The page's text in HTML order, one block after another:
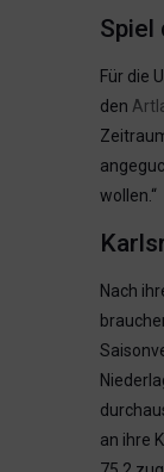
Spiel
Für die
den
wollen.“
Nach
an ihre